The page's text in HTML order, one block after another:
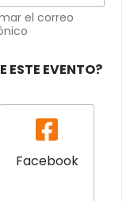
el correo
ESTE EVENTO?
Facebook